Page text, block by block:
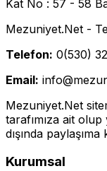
Kat No : 57 - 58
Mezuniyet.Net -
Telefon: 0(530)
Email:
Mezuniyet.Net
tarafımıza ait
dışında paylaşıma
Kurumsal